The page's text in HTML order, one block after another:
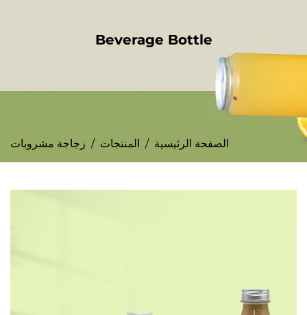
الصفحة الرئيسية / المنتجات / زجاجة مشروبات
Beverage Bottle